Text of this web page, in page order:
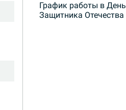
График работы в День
Защитника Отечества